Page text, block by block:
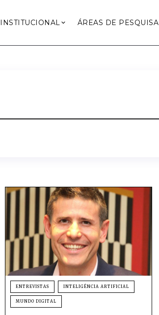
INSTITUCIONAL ÁREAS DE PESQUISA
ENTREVISTAS INTELIGÊNCIA ARTIFICIAL
MUNDO DIGITAL